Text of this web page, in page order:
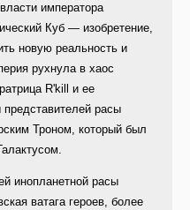
императора
Куб — изобретение,
новую реальность и
рухнула в хаос
R'kill и ее
расы
Троном, который был
инопланетной расы
ватага героев, более